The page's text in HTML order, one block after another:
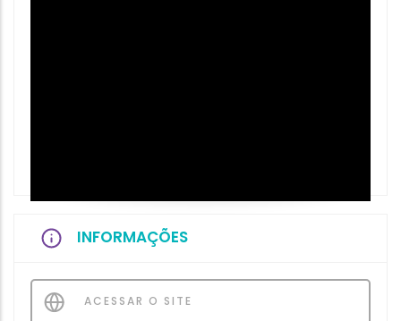
INFORMAÇÕES
ACESSAR O SITE